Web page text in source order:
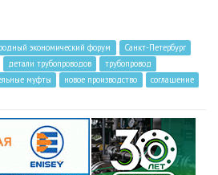
экономический форум
Санкт-Петербург
детали трубопроводов
трубопровод
муфты новое производство
соглашение